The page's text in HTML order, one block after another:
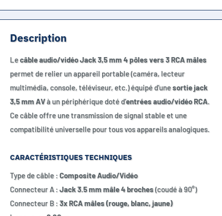
Description
Lecâble audio/vidéo Jack 3,5 mm 4 pôles vers 3 RCA mâles
permet de relier un appareil portable (caméra, lecteur
multimédia, console, téléviseur, etc.) équipé d’unesortie jack
3,5 mm AVà un périphérique doté d’entrées audio/vidéo RCA.
Ce câble offre une transmission de signal stable et une
compatibilité universelle pour tous vos appareils analogiques.
CARACTÉRISTIQUES TECHNIQUES
Type de câble : Composite Audio/Vidéo
Connecteur A : Jack 3.5 mm mâle 4 broches(coudé à 90°)
Connecteur B : 3x RCA mâles (rouge, blanc, jaune)